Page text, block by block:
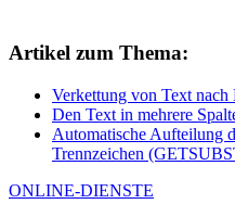
Artikel zum Thema:
Verkettung von Text
Den Text in mehrere
Automatische Aufteilung
Trennzeichen
ONLINE-DIENSTE